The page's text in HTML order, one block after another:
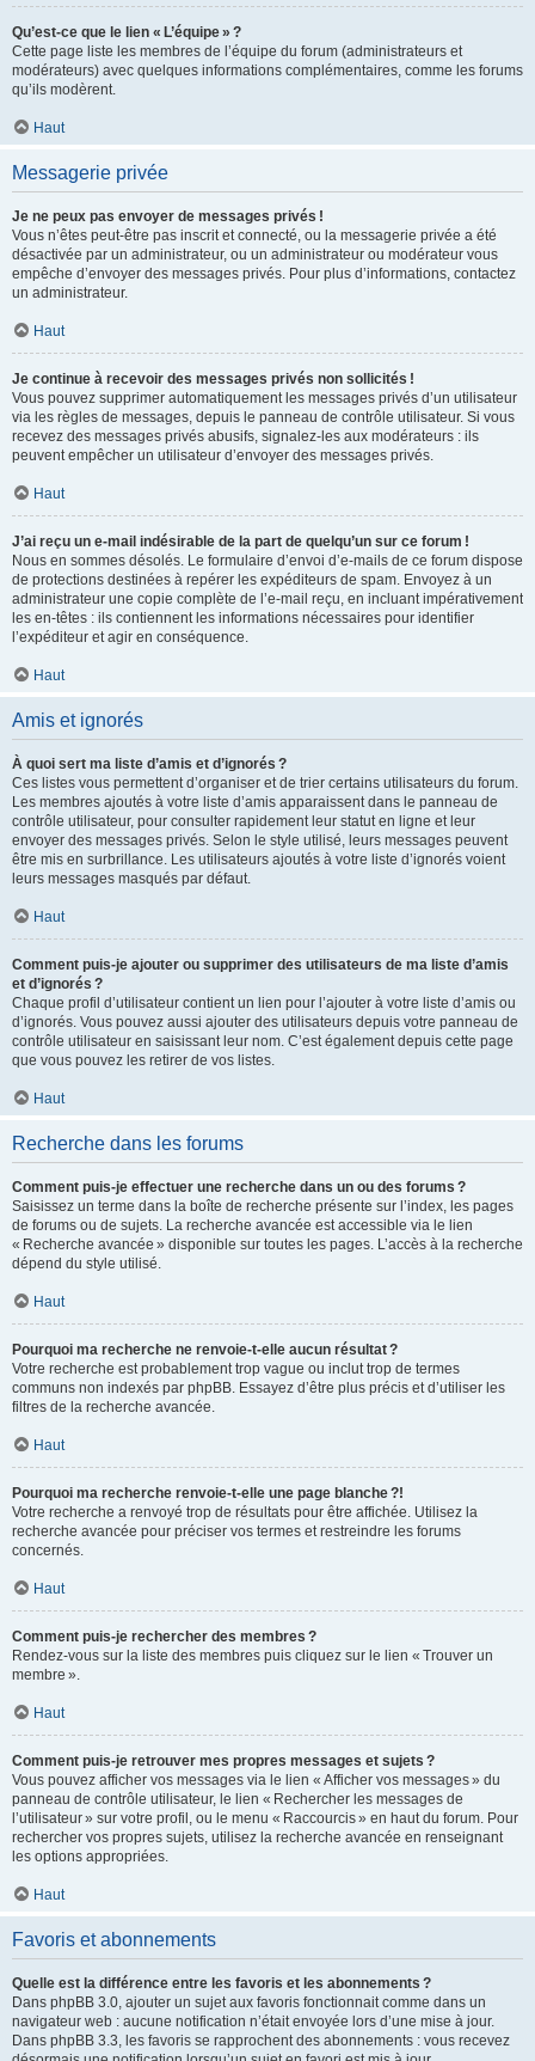
Qu’est-ce que le lien « L’équipe » ?
Cette page liste les membres de l’équipe du forum (administrateurs et
modérateurs) avec quelques informations complémentaires, comme les forums
qu’ils modèrent.
Haut
Messagerie privée
Je ne peux pas envoyer de messages privés !
Vous n’êtes peut-être pas inscrit et connecté, ou la messagerie privée a été
désactivée par un administrateur, ou un administrateur ou modérateur vous
empêche d’envoyer des messages privés. Pour plus d’informations, contactez
un administrateur.
Haut
Je continue à recevoir des messages privés non sollicités !
Vous pouvez supprimer automatiquement les messages privés d’un utilisateur
via les règles de messages, depuis le panneau de contrôle utilisateur. Si vous
recevez des messages privés abusifs, signalez-les aux modérateurs : ils
peuvent empêcher un utilisateur d’envoyer des messages privés.
Haut
J’ai reçu un e-mail indésirable de la part de quelqu’un sur ce forum !
Nous en sommes désolés. Le formulaire d’envoi d’e-mails de ce forum dispose
de protections destinées à repérer les expéditeurs de spam. Envoyez à un
administrateur une copie complète de l’e-mail reçu, en incluant impérativement
les en-têtes : ils contiennent les informations nécessaires pour identifier
l’expéditeur et agir en conséquence.
Haut
Amis et ignorés
À quoi sert ma liste d’amis et d’ignorés ?
Ces listes vous permettent d’organiser et de trier certains utilisateurs du forum.
Les membres ajoutés à votre liste d’amis apparaissent dans le panneau de
contrôle utilisateur, pour consulter rapidement leur statut en ligne et leur
envoyer des messages privés. Selon le style utilisé, leurs messages peuvent
être mis en surbrillance. Les utilisateurs ajoutés à votre liste d’ignorés voient
leurs messages masqués par défaut.
Haut
Comment puis-je ajouter ou supprimer des utilisateurs de ma liste d’amis
et d’ignorés ?
Chaque profil d’utilisateur contient un lien pour l’ajouter à votre liste d’amis ou
d’ignorés. Vous pouvez aussi ajouter des utilisateurs depuis votre panneau de
contrôle utilisateur en saisissant leur nom. C’est également depuis cette page
que vous pouvez les retirer de vos listes.
Haut
Recherche dans les forums
Comment puis-je effectuer une recherche dans un ou des forums ?
Saisissez un terme dans la boîte de recherche présente sur l’index, les pages
de forums ou de sujets. La recherche avancée est accessible via le lien
« Recherche avancée » disponible sur toutes les pages. L’accès à la recherche
dépend du style utilisé.
Haut
Pourquoi ma recherche ne renvoie-t-elle aucun résultat ?
Votre recherche est probablement trop vague ou inclut trop de termes
communs non indexés par phpBB. Essayez d’être plus précis et d’utiliser les
filtres de la recherche avancée.
Haut
Pourquoi ma recherche renvoie-t-elle une page blanche ?!
Votre recherche a renvoyé trop de résultats pour être affichée. Utilisez la
recherche avancée pour préciser vos termes et restreindre les forums
concernés.
Haut
Comment puis-je rechercher des membres ?
Rendez-vous sur la liste des membres puis cliquez sur le lien « Trouver un
membre ».
Haut
Comment puis-je retrouver mes propres messages et sujets ?
Vous pouvez afficher vos messages via le lien « Afficher vos messages » du
panneau de contrôle utilisateur, le lien « Rechercher les messages de
l’utilisateur » sur votre profil, ou le menu « Raccourcis » en haut du forum. Pour
rechercher vos propres sujets, utilisez la recherche avancée en renseignant
les options appropriées.
Haut
Favoris et abonnements
Quelle est la différence entre les favoris et les abonnements ?
Dans phpBB 3.0, ajouter un sujet aux favoris fonctionnait comme dans un
navigateur web : aucune notification n’était envoyée lors d’une mise à jour.
Dans phpBB 3.3, les favoris se rapprochent des abonnements : vous recevez